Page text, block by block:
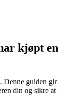
kjøpt en
Denne guiden gir
din og sikre at